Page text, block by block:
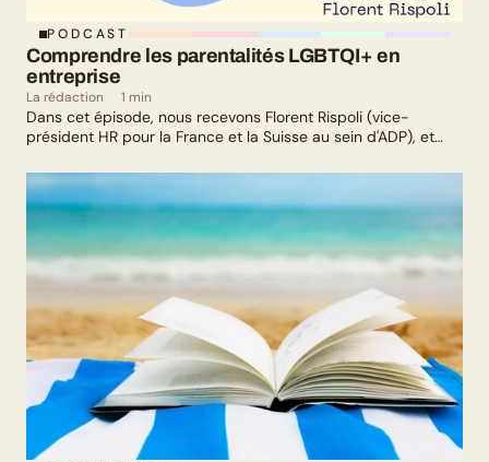
PODCAST
Comprendre les parentalités LGBTQI+ en
entreprise
La rédaction 1 min
Dans cet épisode, nous recevons Florent Rispoli (vice-
président HR pour la France et la Suisse au sein d'ADP), et
leurs parcours de parents LGBTQ+.